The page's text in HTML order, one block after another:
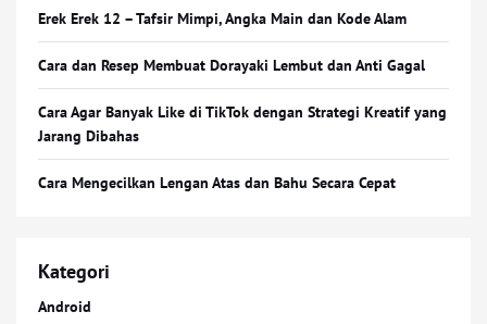
Erek Erek 12 – Tafsir Mimpi, Angka Main dan Kode Alam
Cara dan Resep Membuat Dorayaki Lembut dan Anti Gagal
Cara Agar Banyak Like di TikTok dengan Strategi Kreatif yang
Jarang Dibahas
Cara Mengecilkan Lengan Atas dan Bahu Secara Cepat
Kategori
Android